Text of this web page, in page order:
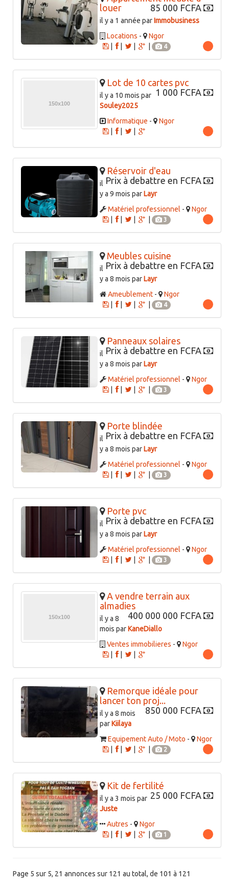
louer
85 000 FCFA
il y a 1 année parImmobusiness
Locations -
Ngor
|
4
Lot de 10 cartes pvc
1 000 FCFA
il y a 10 mois par
Souley2025
Informatique -
Ngor
|
Réservoir d'eau
Prix à debattre en FCFA
il
y a 9 mois parLayr
Matériel professionnel -
Ngor
|
3
Meubles cuisine
Prix à debattre en FCFA
il
y a 8 mois parLayr
Ameublement -
Ngor
|
4
Panneaux solaires
Prix à debattre en FCFA
il
y a 8 mois parLayr
Matériel professionnel -
Ngor
|
3
Porte blindée
Prix à debattre en FCFA
il
y a 8 mois parLayr
Matériel professionnel -
Ngor
|
3
Porte pvc
Prix à debattre en FCFA
il
y a 8 mois parLayr
Matériel professionnel -
Ngor
|
3
A vendre terrain aux
almadies
400 000 000 FCFA
il y a 8
mois parKaneDiallo
Ventes immobilieres -
Ngor
|
Remorque idéale pour
lancer ton proj...
850 000 FCFA
il y a 8 mois
parKiilaya
Equipement Auto / Moto -
Ngor
|
2
Kit de fertilité
25 000 FCFA
il y a 3 mois par
Juste
Autres -
Ngor
|
1
Page 5 sur 5, 21 annonces sur 121 au total, de 101 à 121